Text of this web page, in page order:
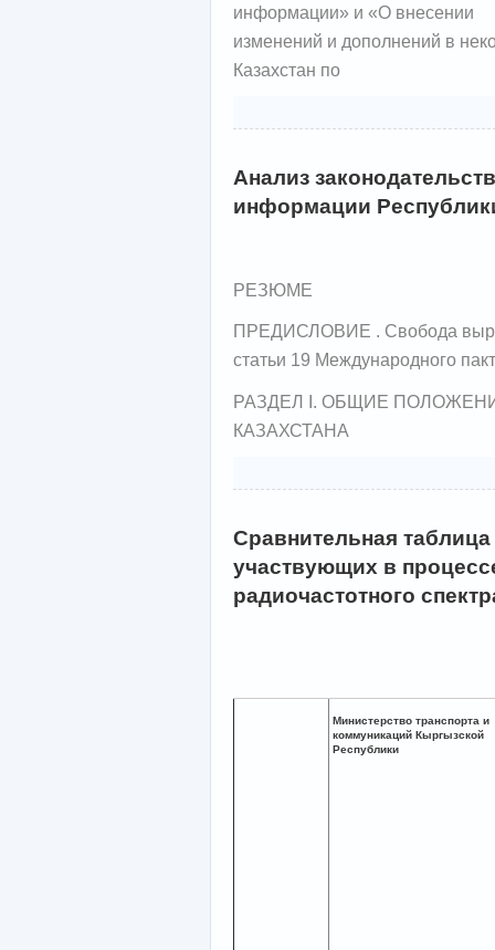
информации» и «О внесении
изменений и дополнений в
Казахстан по
Анализ
информации Республики
РЕЗЮМЕ
ПРЕДИСЛОВИЕ . Свобода
статьи 19 Международного
РАЗДЕЛ I. ОБЩИЕ
КАЗАХСТАНА
Сравнительная
участвующих в
радиочастотного
Министерство транспорта и
коммуникаций Кыргызской
Республики